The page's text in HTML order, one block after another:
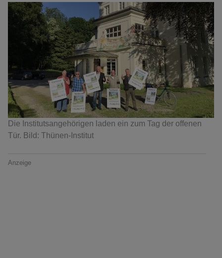
Die Institutsangehörigen laden ein zum Tag der offenen
Tür. Bild: Thünen-Institut
Anzeige